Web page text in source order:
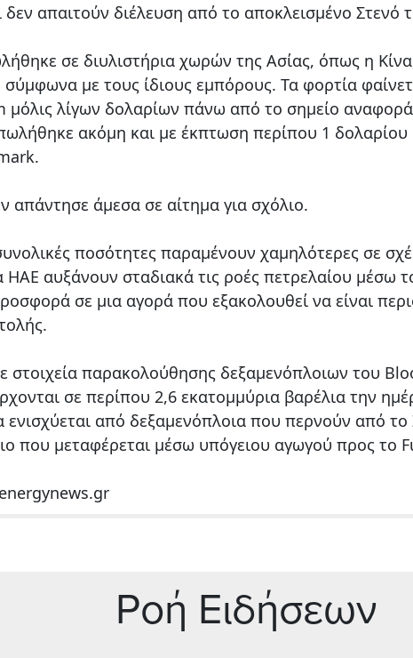
δεν απαιτούν διέλευση από το αποκλεισμένο Στενό
σε διυλιστήρια χωρών της Ασίας, όπως η
σύμφωνα με τους ίδιους εμπόρους. Τα φορτία
μόλις λίγων δολαρίων πάνω από το σημείο
ακόμη και με έκπτωση περίπου 1 δολαρίου
απάντησε άμεσα σε αίτημα για σχόλιο.
ποσότητες παραμένουν χαμηλότερες σε
ΗΑΕ αυξάνουν σταδιακά τις ροές πετρελαίου μέσω
σε μια αγορά που εξακολουθεί να είναι
στοιχεία παρακολούθησης δεξαμενόπλοιων του
σε περίπου 2,6 εκατομμύρια βαρέλια την
ενισχύεται από δεξαμενόπλοια που περνούν από
που μεταφέρεται μέσω υπόγειου αγωγού προς το
Ρoή Ειδήσεων